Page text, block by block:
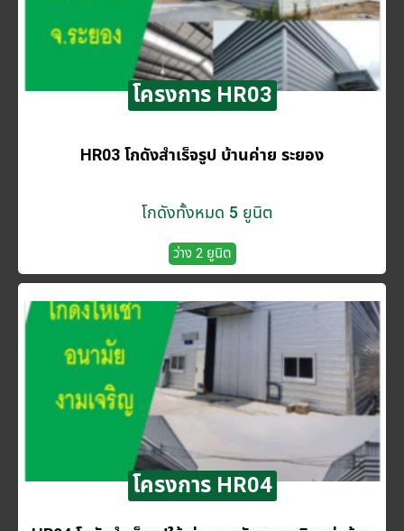
โครงการ HR03
HR03 โกดังสำเร็จรูป บ้านค่าย ระยอง
โกดังทั้งหมด 5 ยูนิต
ว่าง 2 ยูนิต
โครงการ HR04